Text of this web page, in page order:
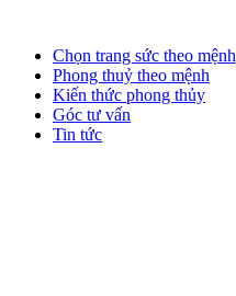
Chọn trang sức theo mệnh
Phong thuỷ theo mệnh
Kiến thức phong thủy
Góc tư vấn
Tin tức